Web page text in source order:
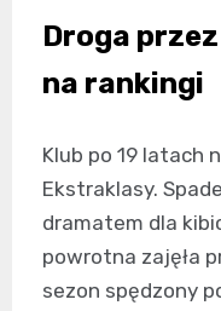
Droga
na rankingi
Klub po 19 latach
Ekstraklasy.
dramatem dla
powrotna zajęła
sezon spędzony